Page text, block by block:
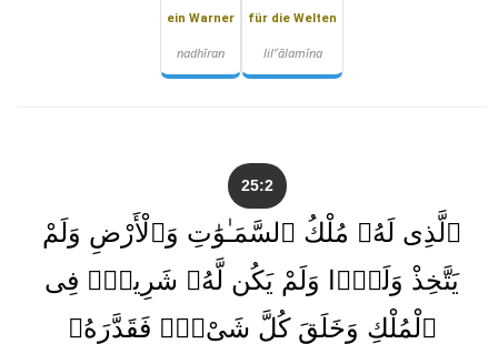
für die Welten
lil'ʿālamīna
ein Warner
nadhīran
25:2
ٱلَّذِى لَهُۥ مُلْكُ ٱلسَّمَـٰوَٰتِ وَٱلْأَرْضِ وَلَمْ
يَتَّخِذْ وَلَدًۭا وَلَمْ يَكُن لَّهُۥ شَرِيكٌۭ فِى
ٱلْمُلْكِ وَخَلَقَ كُلَّ شَىْءٍۢ فَقَدَّرَهُۥ